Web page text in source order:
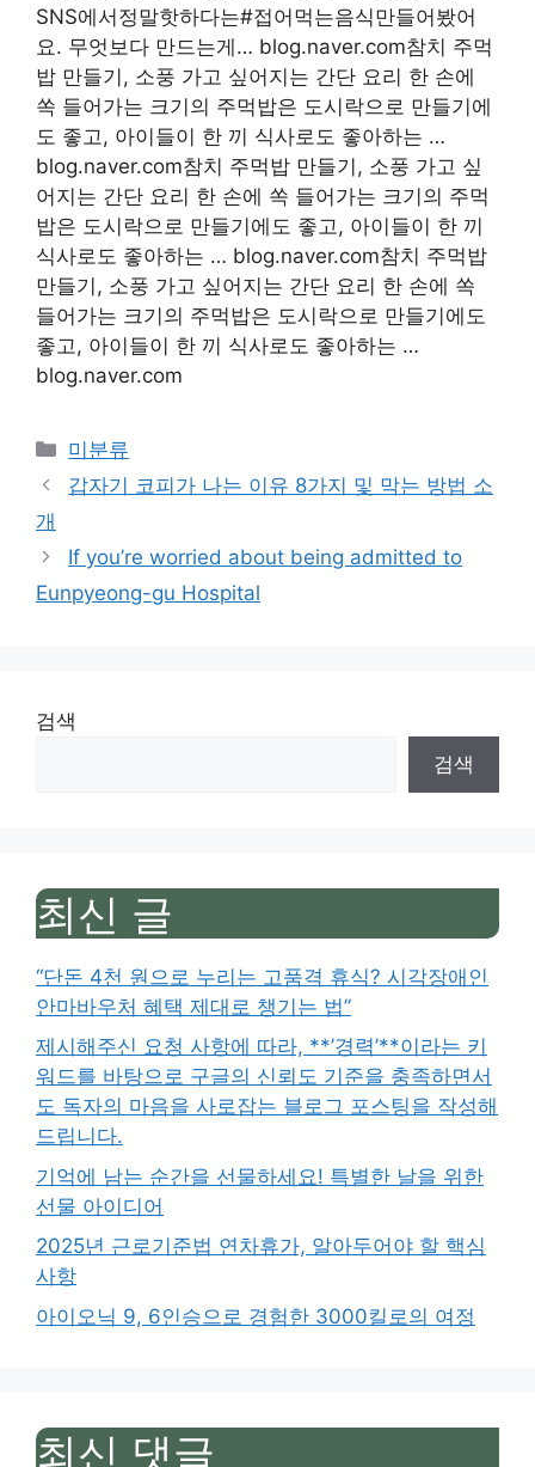
SNS에서정말핫하다는#접어먹는음식만들어봤어
요. 무엇보다 만드는게… blog.naver.com참치 주먹
밥 만들기, 소풍 가고 싶어지는 간단 요리 한 손에
쏙 들어가는 크기의 주먹밥은 도시락으로 만들기에
도 좋고, 아이들이 한 끼 식사로도 좋아하는 …
blog.naver.com참치 주먹밥 만들기, 소풍 가고 싶
어지는 간단 요리 한 손에 쏙 들어가는 크기의 주먹
밥은 도시락으로 만들기에도 좋고, 아이들이 한 끼
식사로도 좋아하는 … blog.naver.com참치 주먹밥
만들기, 소풍 가고 싶어지는 간단 요리 한 손에 쏙
들어가는 크기의 주먹밥은 도시락으로 만들기에도
좋고, 아이들이 한 끼 식사로도 좋아하는 …
blog.naver.com
Categories
미분류
갑자기 코피가 나는 이유 8가지 및 막는 방법 소
개
If you’re worried about being admitted to
Eunpyeong-gu Hospital
검색
검색
최신 글
“단돈 4천 원으로 누리는 고품격 휴식? 시각장애인
안마바우처 혜택 제대로 챙기는 법”
제시해주신 요청 사항에 따라, **’경력’**이라는 키
워드를 바탕으로 구글의 신뢰도 기준을 충족하면서
도 독자의 마음을 사로잡는 블로그 포스팅을 작성해
드립니다.
기억에 남는 순간을 선물하세요! 특별한 날을 위한
선물 아이디어
2025년 근로기준법 연차휴가, 알아두어야 할 핵심
사항
아이오닉 9, 6인승으로 경험한 3000킬로의 여정
최신 댓글